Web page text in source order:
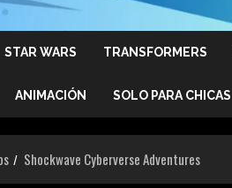
STAR WARS TRANSFORMERS
ANIMACIÓN SOLO PARA CHICAS
Shockwave Cyberverse Adventures